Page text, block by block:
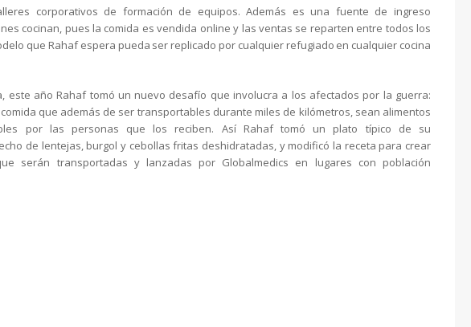
corporativos de formación de equipos. Además es una fuente de ingreso
cocinan, pues la comida es vendida online y las ventas se reparten entre todos los
que Rahaf espera pueda ser replicado por cualquier refugiado en cualquier cocina
este año Rahaf tomó un nuevo desafío que involucra a los afectados por la guerra:
que además de ser transportables durante miles de kilómetros, sean alimentos
por las personas que los reciben. Así Rahaf tomó un plato típico de su
de lentejas, burgol y cebollas fritas deshidratadas, y modificó la receta para crear
serán transportadas y lanzadas por Globalmedics en lugares con población